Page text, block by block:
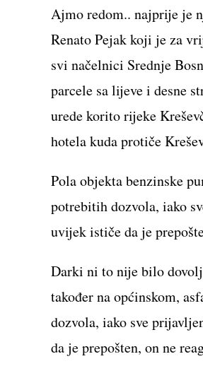
Ajmo redom.. najprije je
Renato Pejak koji je za
svi načelnici Srednje
parcele sa lijeve i desne
urede korito rijeke
hotela kuda protiče
Pola objekta benzinske
potrebitih dozvola, iako
uvijek ističe da je
Darki ni to nije bilo
također na općinskom,
dozvola, iako sve
da je prepošten, on ne